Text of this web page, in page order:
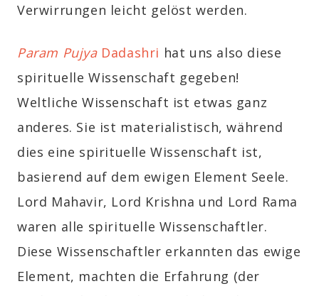
Verwirrungen leicht gelöst werden.
Param PujyaDadashri hat uns also diese
spirituelle Wissenschaft gegeben!
Weltliche Wissenschaft ist etwas ganz
anderes. Sie ist materialistisch, während
dies eine spirituelle Wissenschaft ist,
basierend auf dem ewigen Element Seele.
Lord Mahavir, Lord Krishna und Lord Rama
waren alle spirituelle Wissenschaftler.
Diese Wissenschaftler erkannten das ewige
Element, machten die Erfahrung (der